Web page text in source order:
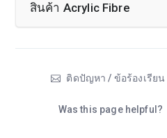
สินค้า Acrylic Fibre
ติดปัญหา / ข้อร้องเรียน
Was this page helpful?